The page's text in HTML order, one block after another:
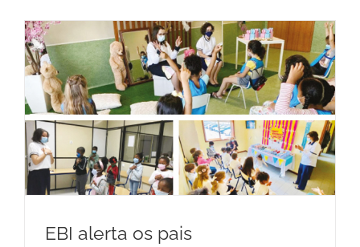
EBI alerta os pais